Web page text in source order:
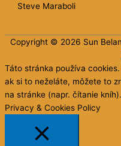
Steve Maraboli
Copyright © 2026 Sun
Táto stránka používa
ak si to neželáte, môžete to
na stránke (napr. čítanie kníh).
Privacy & Cookies Policy